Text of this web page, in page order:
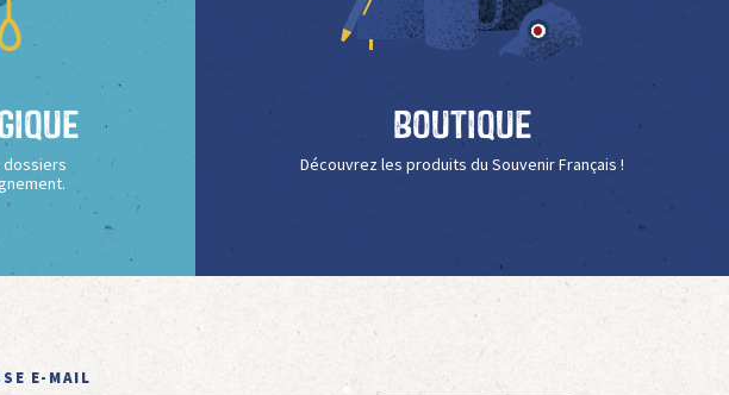
dossiers
Boutique
Découvrez les produits du Souvenir Français !
E-MAIL